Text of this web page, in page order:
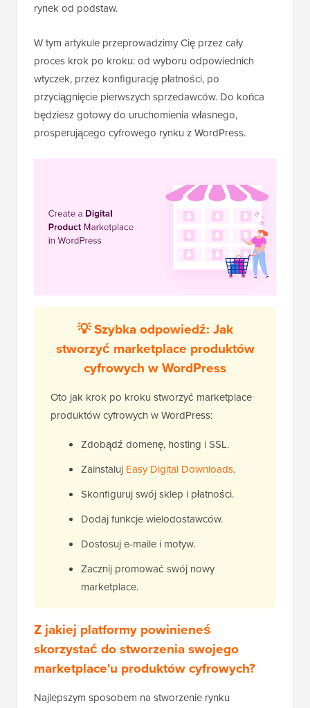
rynek od podstaw.
W tym artykule przeprowadzimy Cię przez cały
proces krok po kroku: od wyboru odpowiednich
wtyczek, przez konfigurację płatności, po
przyciągnięcie pierwszych sprzedawców. Do końca
będziesz gotowy do uruchomienia własnego,
prosperującego cyfrowego rynku z WordPress.
💡 Szybka odpowiedź: Jak
stworzyć marketplace produktów
cyfrowych w WordPress
Oto jak krok po kroku stworzyć marketplace
produktów cyfrowych w WordPress:
Zdobądź domenę, hosting i SSL.
Zainstaluj Easy Digital Downloads.
Skonfiguruj swój sklep i płatności.
Dodaj funkcje wielodostawców.
Dostosuj e-maile i motyw.
Zacznij promować swój nowy
marketplace.
Z jakiej platformy powinieneś
skorzystać do stworzenia swojego
marketplace'u produktów cyfrowych?
Najlepszym sposobem na stworzenie rynku